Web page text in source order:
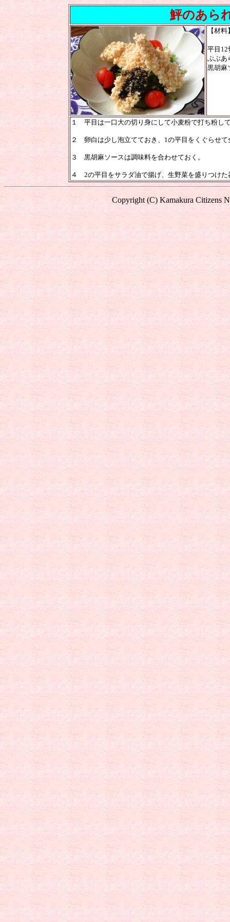
鮃のあら
【材
平目12
ぶぶあ
黒胡麻
１ 平目は一口大の切り身にして小麦粉で打ち粉し
２ 卵白は少し泡立てておき、1の平目をくぐらせて
３ 黒胡麻ソースは調味料を合わせておく。
４ 2の平目をサラダ油で揚げ、生野菜を盛りつけた
Copyright (C) Kamakura Citizens